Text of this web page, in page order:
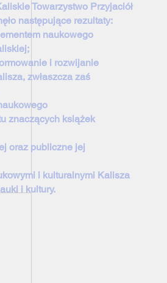
Towarzystwo Przyjaciół
następujące rezultaty:
naukowego
i rozwijanie
zwłaszcza zaś
znaczących książek
oraz publiczne jej
i kulturalnymi Kalisza
i kultury.